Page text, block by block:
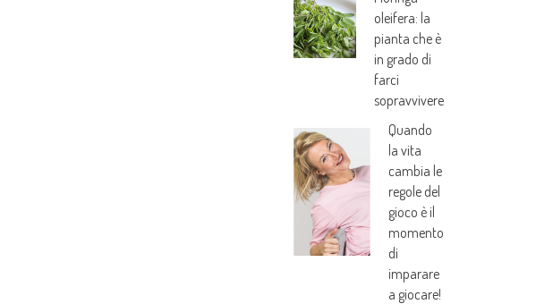
oleifera: la
pianta che è
in grado di
farci
sopravvivere
Quando
la vita
cambia le
regole del
gioco è il
momento
di
imparare
a giocare!